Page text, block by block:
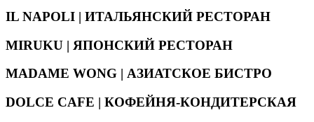
IL NAPOLI | ИТАЛЬЯНСКИЙ РЕСТОРАН
MIRUKU | ЯПОНСКИЙ РЕСТОРАН
MADAME WONG | АЗИАТСКОЕ БИСТРО
DOLCE CAFE | КОФЕЙНЯ-КОНДИТЕРСКАЯ